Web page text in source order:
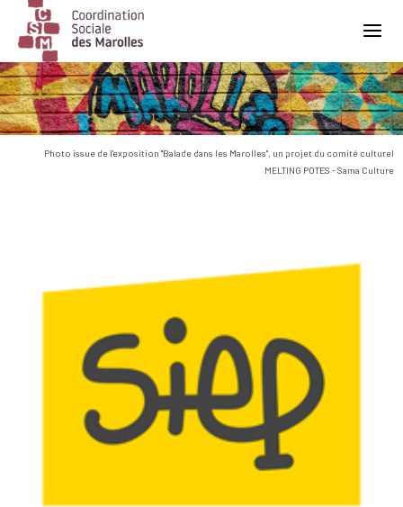
Main Navigation
Photo issue de l'exposition "Balade dans les Marolles", un projet du comité culturel
MELTING POTES - Sama Culture